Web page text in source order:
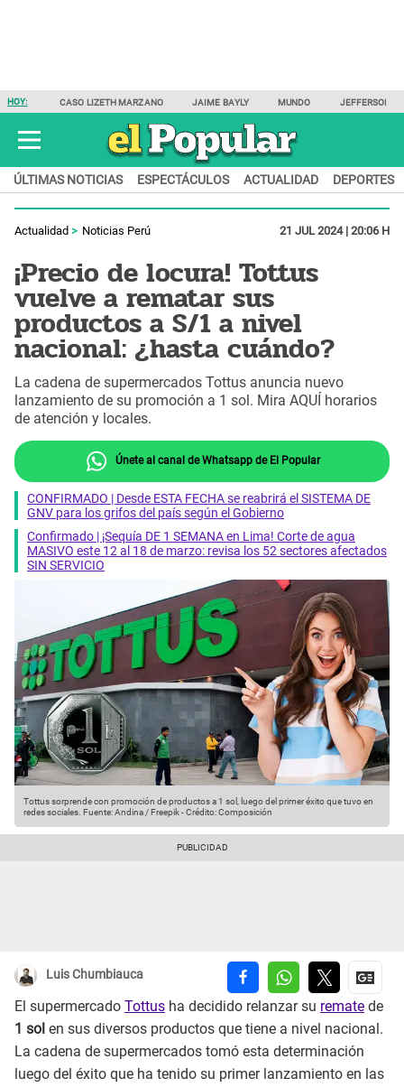
HOY: CASO LIZETH MARZANO JAIME BAYLY MUNDO JEFFERSON
ÚLTIMAS NOTICIAS ESPECTÁCULOS ACTUALIDAD DEPORTES
Actualidad Noticias Perú 21 JUL 2024 | 20:06 H
¡Precio de locura! Tottus
vuelve a rematar sus
productos a S/1 a nivel
nacional: ¿hasta cuándo?
La cadena de supermercados Tottus anuncia nuevo
lanzamiento de su promoción a 1 sol. Mira AQUÍ horarios
de atención y locales.
Únete al canal de Whatsapp de El Popular
CONFIRMADO | Desde ESTA FECHA se reabrirá el SISTEMA DE
GNV para los grifos del país según el Gobierno
Confirmado | ¡Sequía DE 1 SEMANA en Lima! Corte de agua
MASIVO este 12 al 18 de marzo: revisa los 52 sectores afectados
SIN SERVICIO
Tottus sorprende con promoción de productos a 1 sol, luego del primer éxito que tuvo en
redes sociales. Fuente: Andina / Freepik-Crédito: Composición
Luis Chumbiauca
El supermercado Tottus ha decidido relanzar su remate de
1 sol en sus diversos productos que tiene a nivel nacional.
La cadena de supermercados tomó esta determinación
luego del éxito que ha tenido su primer lanzamiento en las